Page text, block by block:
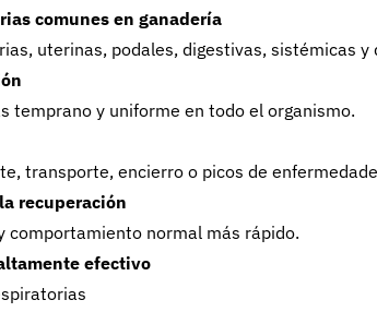
comunes en ganadería
uterinas, podales, digestivas, sistémicas y
temprano y uniforme en todo el organismo.
transporte, encierro o picos de
recuperación
comportamiento normal más rápido.
efectivo